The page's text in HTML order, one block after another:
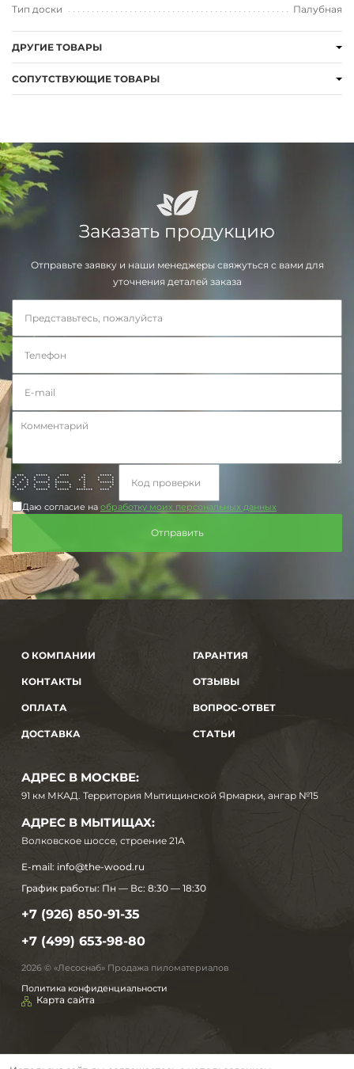
Тип доски Палубная
ДРУГИЕ ТОВАРЫ
СОПУТСТВУЮЩИЕ ТОВАРЫ
Заказать продукцию
Отправьте заявку и наши менеджеры свяжуться с вами для
уточнения деталей заказа
*** ***** **** * *****
* * * * * ** * *
* * * * * * * * * *
* * * ***** ****** * ******
* * * * * * * * *
* * * * * * * *
*** ***** ***** ******* ****
Даю согласие на обработку моих персональных данных
О КОМПАНИИ
КОНТАКТЫ
ОПЛАТА
ДОСТАВКА
ГАРАНТИЯ
ОТЗЫВЫ
ВОПРОС-ОТВЕТ
СТАТЬИ
АДРЕС В МОСКВЕ:
91 км МКАД. Территория Мытищинской Ярмарки, ангар №15
АДРЕС В МЫТИЩАХ:
Волковское шоссе, строение 21А
E-mail: info@the-wood.ru
График работы: Пн — Вс: 8:30 — 18:30
+7 (926) 850-91-35
+7 (499) 653-98-80
2026 © «Лесоснаб» Продажа пиломатериалов
Политика конфиденциальности
Карта сайта